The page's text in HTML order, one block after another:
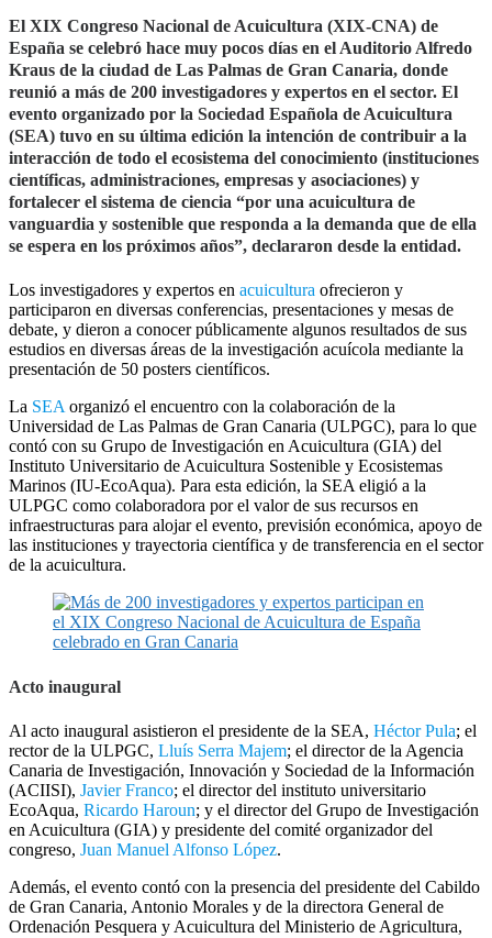
El XIX Congreso Nacional de Acuicultura (XIX-CNA) de
España se celebró hace muy pocos días en el Auditorio Alfredo
Kraus de la ciudad de Las Palmas de Gran Canaria, donde
reunió a más de 200 investigadores y expertos en el sector. El
evento organizado por la Sociedad Española de Acuicultura
(SEA) tuvo en su última edición la intención de contribuir a la
interacción de todo el ecosistema del conocimiento (instituciones
científicas, administraciones, empresas y asociaciones) y
fortalecer el sistema de ciencia “por una acuicultura de
vanguardia y sostenible que responda a la demanda que de ella
se espera en los próximos años”, declararon desde la entidad.
Los investigadores y expertos en acuicultura ofrecieron y
participaron en diversas conferencias, presentaciones y mesas de
debate, y dieron a conocer públicamente algunos resultados de sus
estudios en diversas áreas de la investigación acuícola mediante la
presentación de 50 posters científicos.
La SEAorganizó el encuentro con la colaboración de la
Universidad de Las Palmas de Gran Canaria (ULPGC), para lo que
contó con su Grupo de Investigación en Acuicultura (GIA) del
Instituto Universitario de Acuicultura Sostenible y Ecosistemas
Marinos (IU-EcoAqua). Para esta edición, la SEA eligió a la
ULPGC como colaboradora por el valor de sus recursos en
infraestructuras para alojar el evento, previsión económica, apoyo de
las instituciones y trayectoria científica y de transferencia en el sector
de la acuicultura.
Acto inaugural
Al acto inaugural asistieron el presidente de la SEA, Héctor Pula; el
rector de la ULPGC, Lluís Serra Majem; el director de la Agencia
Canaria de Investigación, Innovación y Sociedad de la Información
(ACIISI), Javier Franco; el director del instituto universitario
EcoAqua, Ricardo Haroun; y el director del Grupo de Investigación
en Acuicultura (GIA) y presidente del comité organizador del
congreso, Juan Manuel Alfonso López.
Además, el evento contó con la presencia del presidente del Cabildo
de Gran Canaria, Antonio Morales y de la directora General de
Ordenación Pesquera y Acuicultura del Ministerio de Agricultura,